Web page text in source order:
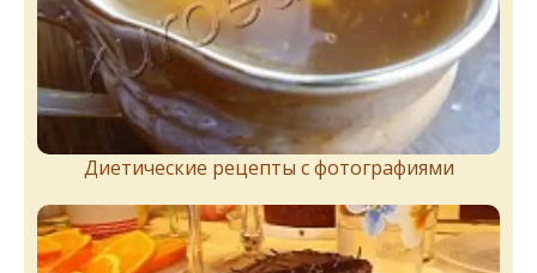
Диетические рецепты с фотографиями